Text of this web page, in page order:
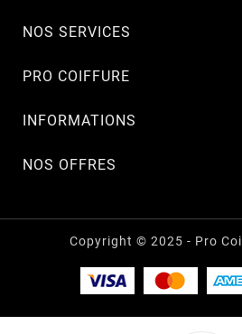
NOS SERVICES
PRO COIFFURE
INFORMATIONS
NOS OFFRES
Copyright © 2025 - Pro